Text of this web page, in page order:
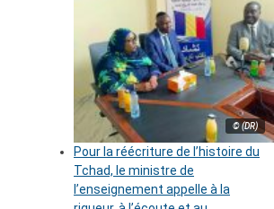
© (DR)
Pour la réécriture de l’histoire du
Tchad, le ministre de
l’enseignement appelle à la